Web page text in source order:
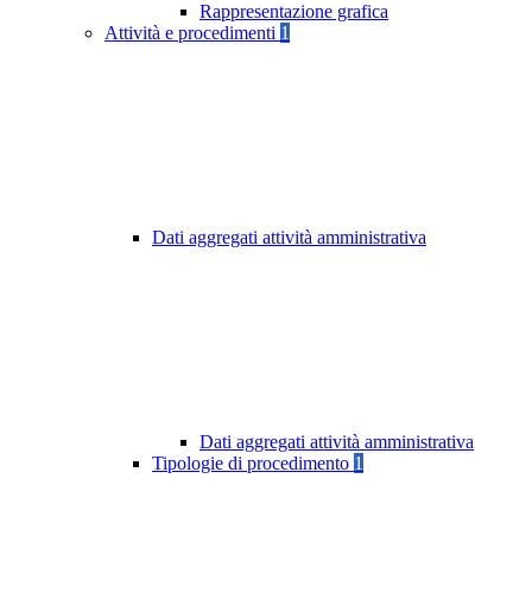
Rappresentazione grafica
Attività e procedimenti 1
Dati aggregati attività amministrativa
Dati aggregati attività amministrativa
Tipologie di procedimento 1